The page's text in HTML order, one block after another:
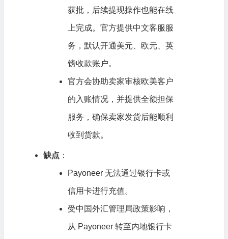
获批，后续提现操作也能在线
上完成。官方提供中文客服服
务，默认开通美元、欧元、英
镑收款账户。
官方会协助卖家审核欧美客户
的入账情况，并提供全额担保
服务，确保卖家发货后能顺利
收到货款。
缺点 ：
Payoneer 无法通过银行卡或
信用卡进行充值。
受中国外汇管理局政策影响，
从 Payoneer 转至内地银行卡